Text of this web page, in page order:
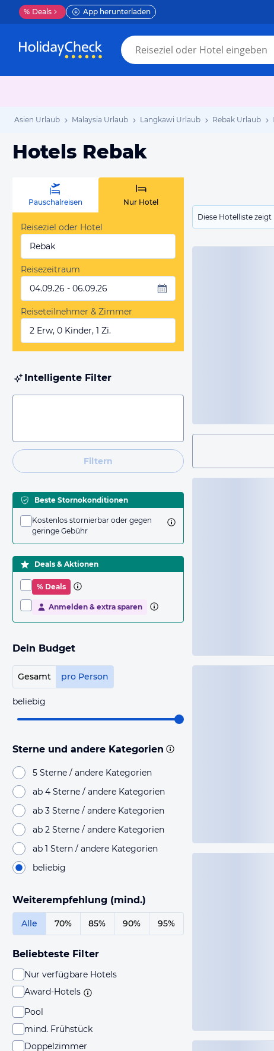
% Deals App herunterladen
Asien Urlaub Malaysia Urlaub Langkawi Urlaub Rebak Urlaub
Hotels Rebak
Diese Hotelliste
Pauschalreisen Nur Hotel
Reiseziel oder Hotel
Rebak
Reisezeitraum
04.09.26 - 06.09.26
Reiseteilnehmer & Zimmer
2 Erw, 0 Kinder, 1 Zi.
Intelligente Filter
Filtern
Beste Stornokonditionen
Kostenlos stornierbar oder gegen
geringe Gebühr
Deals & Aktionen
% Deals
Anmelden & extra sparen
Dein Budget
Gesamt pro Person
beliebig
Sterne und andere Kategorien
5 Sterne / andere Kategorien
ab 4 Sterne / andere Kategorien
ab 3 Sterne / andere Kategorien
ab 2 Sterne / andere Kategorien
ab 1 Stern / andere Kategorien
beliebig
Weiterempfehlung (mind.)
Alle 70% 85% 90% 95%
Beliebteste Filter
Nur verfügbare Hotels
Award-Hotels
Pool
mind. Frühstück
Doppelzimmer